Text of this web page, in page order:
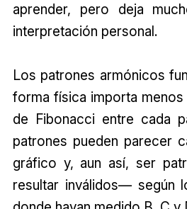
aprender, pero deja
interpretación personal.
Los patrones armónicos
forma física importa
de Fibonacci entre cada
patrones pueden parecer
gráfico y, aun así, ser
resultar inválidos— según